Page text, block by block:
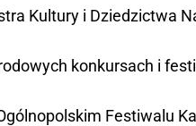
Kultury i Dziedzictwa
konkursach i
Festiwalu